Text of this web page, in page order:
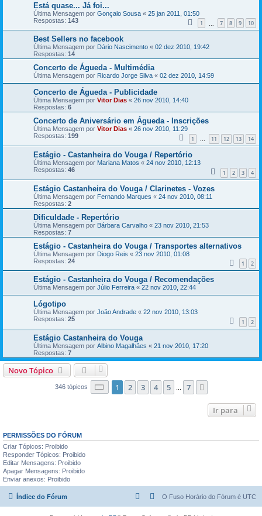
Está quase... Já foi...
Última Mensagem por Gonçalo Sousa « 25 jan 2011, 01:50
Respostas: 143 1 7 8 9 10
Best Sellers no facebook
Última Mensagem por Dário Nascimento « 02 dez 2010, 19:42
Respostas: 14
Concerto de Águeda - Multimédia
Última Mensagem por Ricardo Jorge Silva « 02 dez 2010, 14:59
Concerto de Águeda - Publicidade
Última Mensagem por Vitor Dias « 26 nov 2010, 14:40
Respostas: 6
Concerto de Aniversário em Águeda - Inscrições
Última Mensagem por Vitor Dias « 26 nov 2010, 11:29
Respostas: 199 1 ... 11 12 13 14
Estágio - Castanheira do Vouga / Repertório
Última Mensagem por Mariana Matos « 24 nov 2010, 12:13
Respostas: 46 1 2 3 4
Estágio Castanheira do Vouga / Clarinetes - Vozes
Última Mensagem por Fernando Marques « 24 nov 2010, 08:11
Respostas: 2
Dificuldade - Repertório
Última Mensagem por Bárbara Carvalho « 23 nov 2010, 21:53
Respostas: 7
Estágio - Castanheira do Vouga / Transportes alternativos
Última Mensagem por Diogo Reis « 23 nov 2010, 01:08
Respostas: 24 1 2
Estágio - Castanheira do Vouga / Recomendações
Última Mensagem por Júlio Ferreira « 22 nov 2010, 22:44
Lógotipo
Última Mensagem por João Andrade « 22 nov 2010, 13:03
Respostas: 25 1 2
Estágio Castanheira do Vouga
Última Mensagem por Albino Magalhães « 21 nov 2010, 17:20
Respostas: 7
Novo Tópico
346 tópicos Página de
1 2 3 4 5 7
Ir para
PERMISSÕES DO FÓRUM
Criar Tópicos: Proibido
Responder Tópicos: Proibido
Editar Mensagens: Proibido
Apagar Mensagens: Proibido
Enviar anexos: Proibido
Índice do Fórum O Fuso Horário do Fórum é UTC